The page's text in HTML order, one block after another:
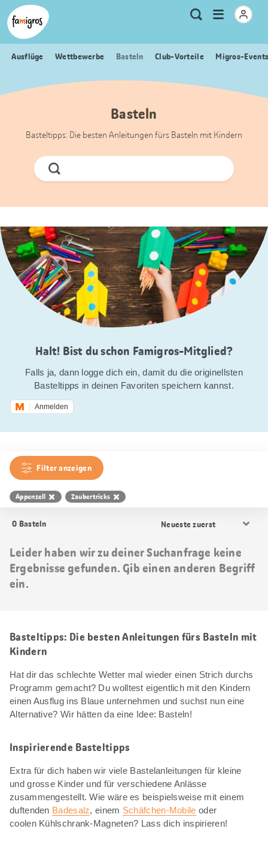
Sprungmarken
Navigation
Header
Logo
Meta
Navigation
Suche
Menu
öffnen
Ausflüge Wettbewerbe Basteln Club-Vorteile Migros-
Basteln
Basteltipps: Die besten Anleitungen fürs Basteln mit Kindern
Jetzt
Suchen
Halt! Bist du schon Famigros-Mitglied?
Falls ja, dann logge dich ein, damit du die originellsten
Basteltipps in deinen Favoriten speichern kannst.
Anmelden
Filter anzeigen
Appenzell Zaubertricks
0 Basteln
Sortierung
Leider haben wir zu deiner Suchanfrage keine
Ergebnisse gefunden. Gib einen anderen Begriff
ein.
Basteltipps: Die besten Anleitungen fürs Basteln mit
Kindern
Hat dir das schlechte Wetter mal wieder einen Strich durchs
Programm gemacht? Du wolltest eigentlich mit den Kindern
einen Ausflug ins Blaue unternehmen und suchst nun eine
Alternative? Wir hätten da eine Idee: Basteln!
Inspirierende Basteltipps
Extra für dich haben wir viele Bastelanleitungen für kleine
und grosse Kinder und für verschiedene Anlässe
zusammengestellt. Wie wäre es beispielsweise mit einem
duftenden Badesalz, einem Schäfchen-Mobile oder
coolen Kühlschrank-Magneten? Lass dich inspirieren!